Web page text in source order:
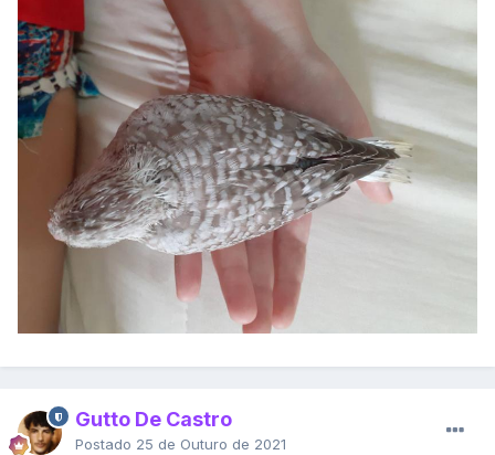
Gutto De Castro
Postado 25 de Outuro de 2021